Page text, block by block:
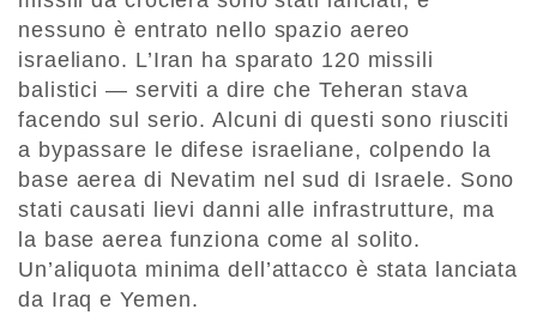
nessuno è entrato nello spazio aereo
israeliano. L’Iran ha sparato 120 missili
balistici — serviti a dire che Teheran stava
facendo sul serio. Alcuni di questi sono riusciti
a bypassare le difese israeliane, colpendo la
base aerea di Nevatim nel sud di Israele. Sono
stati causati lievi danni alle infrastrutture, ma
la base aerea funziona come al solito.
Un’aliquota minima dell’attacco è stata lanciata
da Iraq e Yemen.